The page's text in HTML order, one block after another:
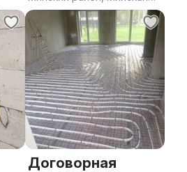
область
Договорная